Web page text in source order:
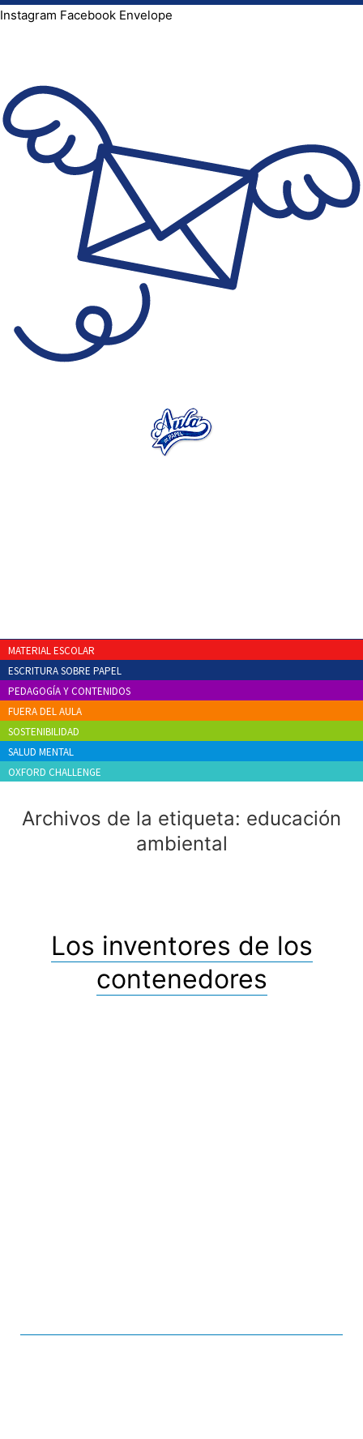
Instagram Facebook Envelope
MATERIAL ESCOLAR
ESCRITURA SOBRE PAPEL
PEDAGOGÍA Y CONTENIDOS
FUERA DEL AULA
SOSTENIBILIDAD
SALUD MENTAL
OXFORD CHALLENGE
Archivos de la etiqueta: educación
ambiental
Los inventores de los
contenedores